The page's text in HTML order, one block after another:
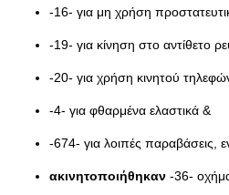
-16- για μη χρήση
-19- για κίνηση στο αντίθετο
-20- για χρήση κινητού
-4- για φθαρμένα ελαστικά &
-674- για λοιπές παραβάσεις,
ακινητοποιήθηκαν -36-